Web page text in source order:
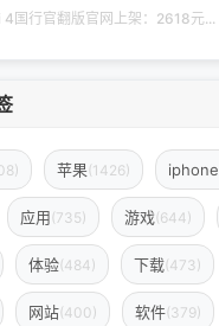
国行官翻版官网上架：2618元...
苹果(1426) iphone
应用(735) 游戏(644)
体验(484) 下载(473)
网站(400) 软件(379)